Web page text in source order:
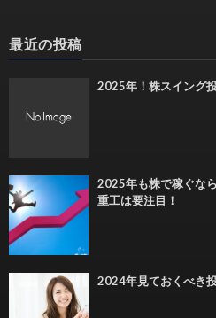
最近の投稿
2025年！株スイング
2025年も株で稼ぐな
重工は要注目！
2024年見ておくべき